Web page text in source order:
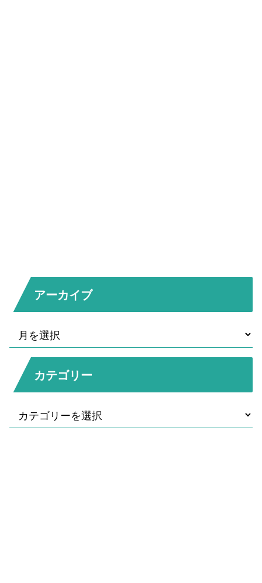
アーカイブ
カテゴリー